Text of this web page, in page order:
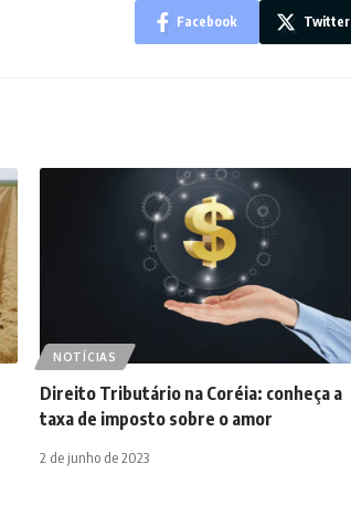
Facebook Twitter
NOTÍCIAS
Direito Tributário na Coréia: conheça a
taxa de imposto sobre o amor
2 de junho de 2023